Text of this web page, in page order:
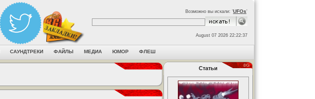
Возможно вы искали: 'UFOs'
August 07 2026 22:22:37
САУНДТРЕКИ ФАЙЛЫ МЕДИА ЮМОР ФЛЕШ
Статьи